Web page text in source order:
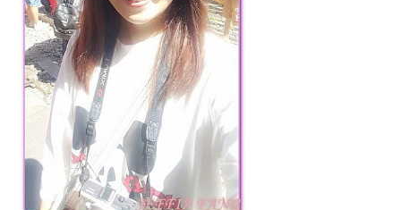
遊、
達
人
帶
路、
節